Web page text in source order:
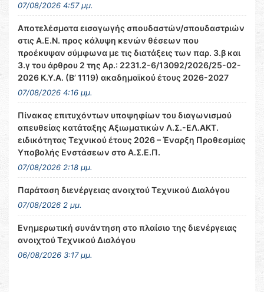
07/08/2026 4:57 μμ.
Αποτελέσματα εισαγωγής σπουδαστών/σπουδαστριών
στις Α.Ε.Ν. προς κάλυψη κενών θέσεων που
προέκυψαν σύμφωνα με τις διατάξεις των παρ. 3.β και
3.γ του άρθρου 2 της Αρ.: 2231.2-6/13092/2026/25-02-
2026 Κ.Υ.Α. (Β’ 1119) ακαδημαϊκού έτους 2026-2027
07/08/2026 4:16 μμ.
Πίνακας επιτυχόντων υποψηφίων του διαγωνισμού
απευθείας κατάταξης Αξιωματικών Λ.Σ.-ΕΛ.ΑΚΤ.
ειδικότητας Τεχνικού έτους 2026 – Έναρξη Προθεσμίας
Υποβολής Ενστάσεων στο Α.Σ.Ε.Π.
07/08/2026 2:18 μμ.
Παράταση διενέργειας ανοιχτού Τεχνικού Διαλόγου
07/08/2026 2 μμ.
Ενημερωτική συνάντηση στο πλαίσιο της διενέργειας
ανοιχτού Τεχνικού Διαλόγου
06/08/2026 3:17 μμ.